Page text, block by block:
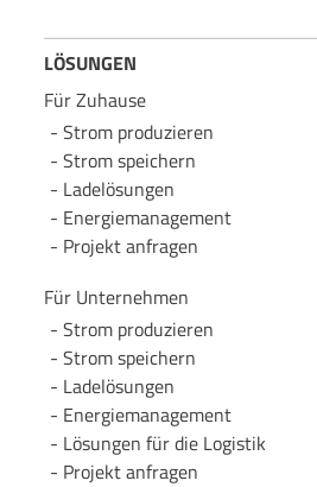
LÖSUNGEN
Für Zuhause
Strom produzieren
Strom speichern
Lade­lösungen
Energie­management
Projekt anfragen
Für Unternehmen
Strom produzieren
Strom speichern
Lade­lösungen
Energie­management
Lösungen für die Logistik
Projekt anfragen